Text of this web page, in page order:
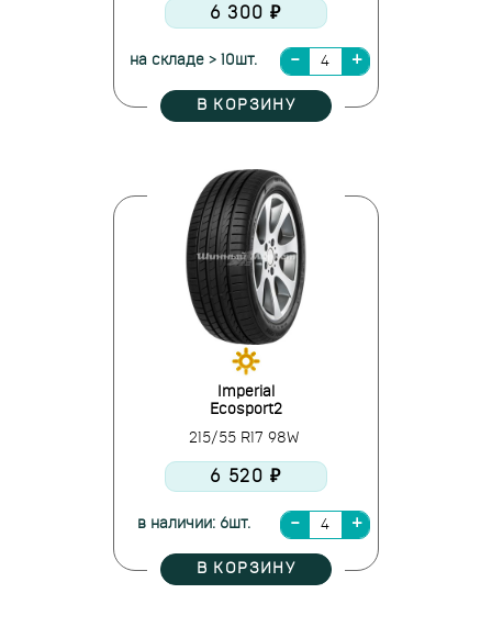
6 300 ₽
на складе > 10шт.
В КОРЗИНУ
Imperial
Ecosport2
215/55 R17 98W
6 520 ₽
в наличии: 6шт.
В КОРЗИНУ